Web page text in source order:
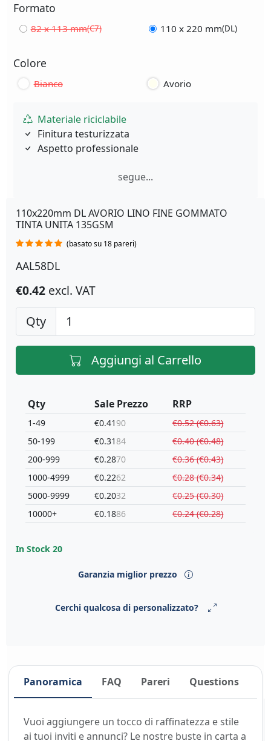
Formato
82 x 113 mm(C7) 110 x 220 mm(DL)
Colore
Bianco Avorio
Materiale riciclabile
Finitura testurizzata
Aspetto professionale
segue...
110x220mm DL AVORIO LINO FINE GOMMATO
TINTA UNITA 135GSM
(basato su 18 pareri)
AAL58DL
€0.42 excl. VAT
Qty
Aggiungi al Carrello
Qty
1-49
50-199
200-999
1000-4999
5000-9999
10000+
Sale Prezzo
€0.4190
€0.3184
€0.2870
€0.2262
€0.2032
€0.1886
RRP
€0.52 (€0.63)
€0.40 (€0.48)
€0.36 (€0.43)
€0.28 (€0.34)
€0.25 (€0.30)
€0.24 (€0.28)
In Stock 20
Garanzia miglior prezzo
Cerchi qualcosa di personalizzato?
Panoramica FAQ Pareri Questions
Vuoi aggiungere un tocco di raffinatezza e stile
ai tuoi inviti e annunci? Le nostre buste in carta a